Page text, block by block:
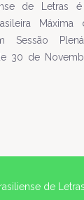
de Letras
Máxima
Sessão
30 de
de